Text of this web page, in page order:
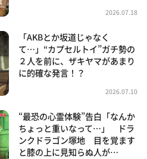
2026.07.18
「AKBとか坂道じゃなく
て…」“カプセルトイ”ガチ勢の
２人を前に、ザキヤマがあまり
に的確な発言！？
2026.07.10
“最恐の心霊体験”告白「なんか
ちょっと重いなって…」 ドラ
ンクドラゴン塚地 目を覚ます
と膝の上に見知らぬ人が…